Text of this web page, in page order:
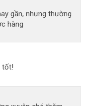
gần, nhưng thường
hàng
tốt!